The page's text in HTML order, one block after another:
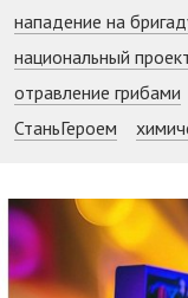
нападение на
национальный
отравление грибами
СтаньГероем